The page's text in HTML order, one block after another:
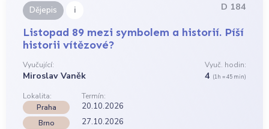
Dějepis i D 184
Listopad 89 mezi symbolem a historií. Píší
historii vítězové?
Vyučující:
Miroslav Vaněk
Vyuč. hodin:
4 (1h = 45 min)
Lokalita:
Termín:
Praha
20.10.2026
Brno 27.10.2026